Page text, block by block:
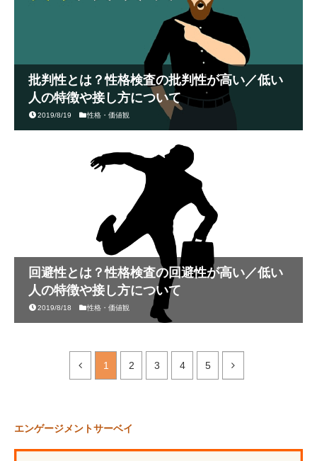
批判性とは？性格検査の批判性が高い／低い
人の特徴や接し方について
2019/8/19 性格・価値観
回避性とは？性格検査の回避性が高い／低い
人の特徴や接し方について
2019/8/18 性格・価値観
1 2 3 4 5
エンゲージメントサーベイ